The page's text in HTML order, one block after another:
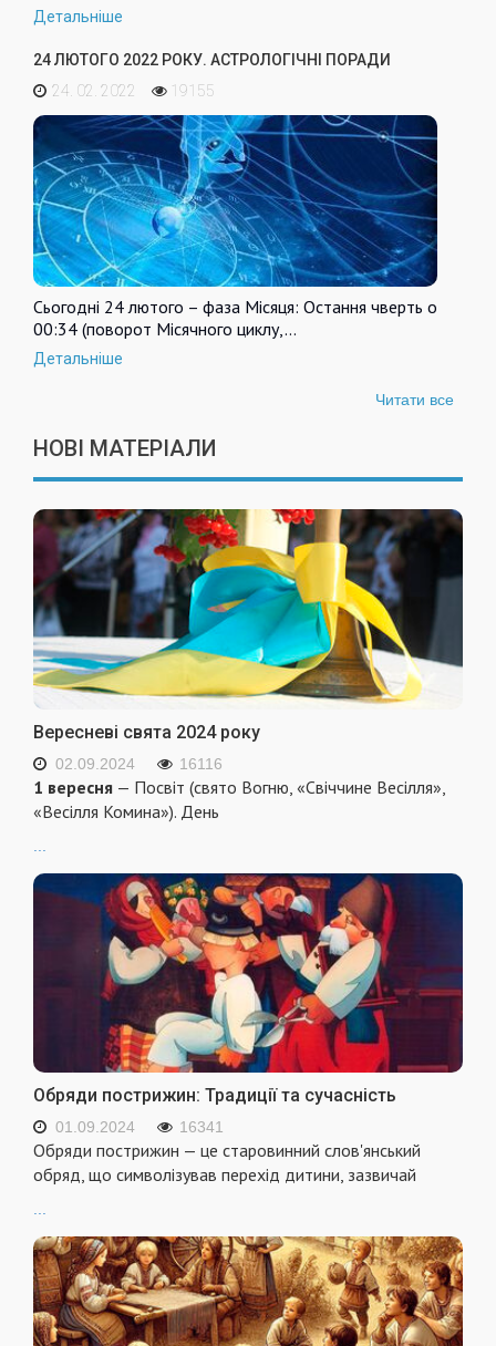
Детальніше
24 ЛЮТОГО 2022 РОКУ. АСТРОЛОГІЧНІ ПОРАДИ
24. 02. 2022
19155
Сьогодні 24 лютого – фаза Місяця: Остання чверть о
00:34 (поворот Місячного циклу,…
Детальніше
Читати все
НОВІ МАТЕРІАЛИ
Вересневі свята 2024 року
02.09.2024 16116
1 вересня — Посвіт (свято Вогню, «Свіччине Весілля»,
«Весілля Комина»). День
Обряди пострижин: Традиції та сучасність
01.09.2024 16341
Обряди пострижин — це старовинний слов'янський
обряд, що символізував перехід дитини, зазвичай